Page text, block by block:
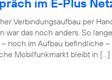
im E-Plus
Verbindungsaufbau per
war das noch anders. So
noch im Aufbau befindliche
Mobilfunkmarkt bleibt in […]